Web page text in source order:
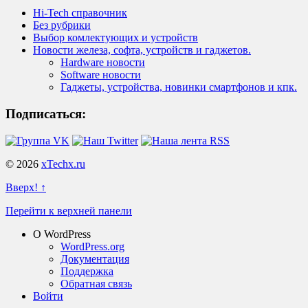
Hi-Tech справочник
Без рубрики
Выбор комлектующих и устройств
Новости железа, софта, устройств и гаджетов.
Hardware новости
Software новости
Гаджеты, устройства, новинки смартфонов и кпк.
Подписаться:
© 2026 xTechx.ru
Вверх! ↑
Перейти к верхней панели
О WordPress
WordPress.org
Документация
Поддержка
Обратная связь
Войти